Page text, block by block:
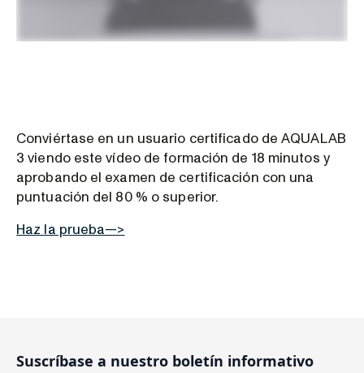
Conviértase en un usuario certificado de AQUALAB
3 viendo este vídeo de formación de 18 minutos y
aprobando el examen de certificación con una
puntuación del 80 % o superior.
Haz la prueba—>
Suscríbase a nuestro boletín informativo